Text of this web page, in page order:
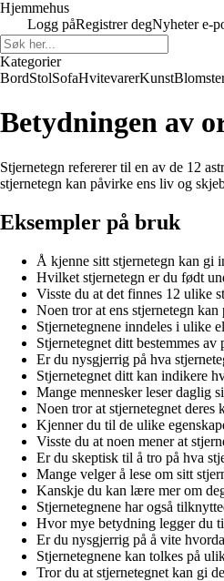
Hjemmehus
Logg påRegistrer degNyheter e-
Kategorier
BordStolSofaHvitevarerKunst
Betydningen av
Stjernetegn refererer til en av de 12
stjernetegn kan påvirke ens liv og
Eksempler på bruk
Å kjenne sitt stjernetegn kan gi
Hvilket stjernetegn er du født
Visste du at det finnes 12 ulike
Noen tror at ens stjernetegn kan
Stjernetegnene inndeles i ulike
Stjernetegnet ditt bestemmes
Er du nysgjerrig på hva
Stjernetegnet ditt kan indikere
Mange mennesker leser daglig
Noen tror at stjernetegnet
Kjenner du til de ulike
Visste du at noen mener at
Er du skeptisk til å tro på hva
Mange velger å lese om sitt
Kanskje du kan lære mer om
Stjernetegnene har også
Hvor mye betydning legger du
Er du nysgjerrig på å vite
Stjernetegnene kan tolkes på
Tror du at stjernetegnet kan gi